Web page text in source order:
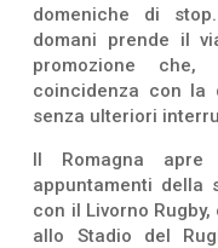
domeniche di
domani prende il
promozione
coincidenza con la
senza ulteriori
Il Romagna
appuntamenti della
con il Livorno
allo Stadio del